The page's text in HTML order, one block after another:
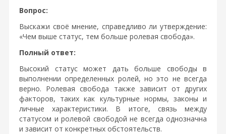
Вопрос:
Выскажи своё мнение, справедливо ли утверждение:
«Чем выше статус, тем больше ролевая свобода».
Полный ответ:
Высокий статус может дать больше свободы в
выполнении определенных ролей, но это не всегда
верно. Ролевая свобода также зависит от других
факторов, таких как культурные нормы, законы и
личные характеристики. В итоге, связь между
статусом и ролевой свободой не всегда однозначна
и зависит от конкретных обстоятельств.